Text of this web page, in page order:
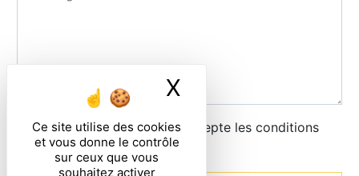
Ce site utilise des cookies
et vous donne le contrôle
sur ceux que vous
souhaitez activer
X
En cochant cette case, j'accepte les conditions
particulières ci-dessous **